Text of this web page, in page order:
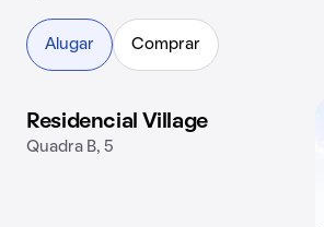
Alugar Comprar
Residencial Village
Quadra B, 5